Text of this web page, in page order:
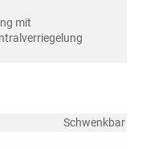
mit
Schwenkbar